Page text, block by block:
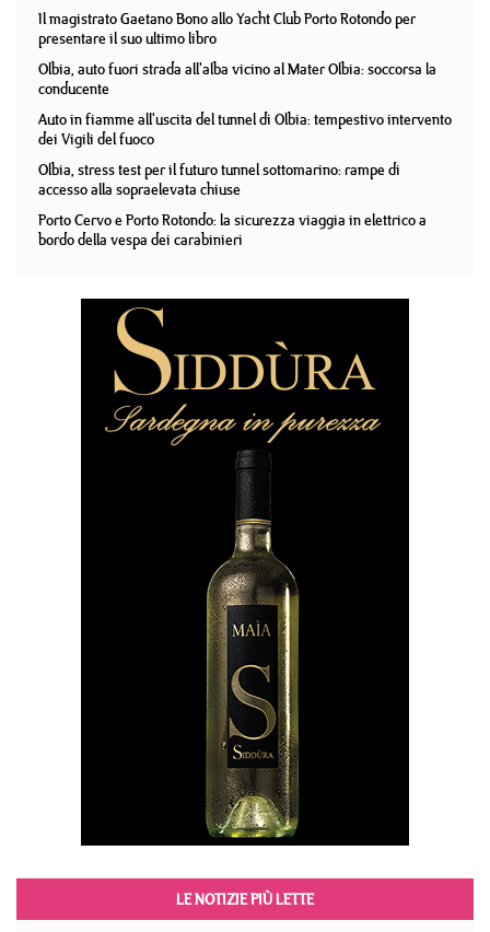
Il magistrato Gaetano Bono allo Yacht Club Porto Rotondo per
presentare il suo ultimo libro
Olbia, auto fuori strada all'alba vicino al Mater Olbia: soccorsa la
conducente
Auto in fiamme all'uscita del tunnel di Olbia: tempestivo intervento
dei Vigili del fuoco
Olbia, stress test per il futuro tunnel sottomarino: rampe di
accesso alla sopraelevata chiuse
Porto Cervo e Porto Rotondo: la sicurezza viaggia in elettrico a
bordo della vespa dei carabinieri
LE NOTIZIE PIÙ LETTE